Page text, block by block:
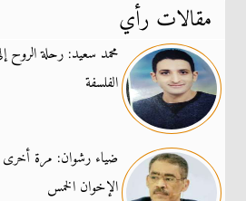
مقالات رأي
محمد سعيد: رحلة الروح
الفلسفة
ضياء رشوان: مرة
الإخوان الخمس